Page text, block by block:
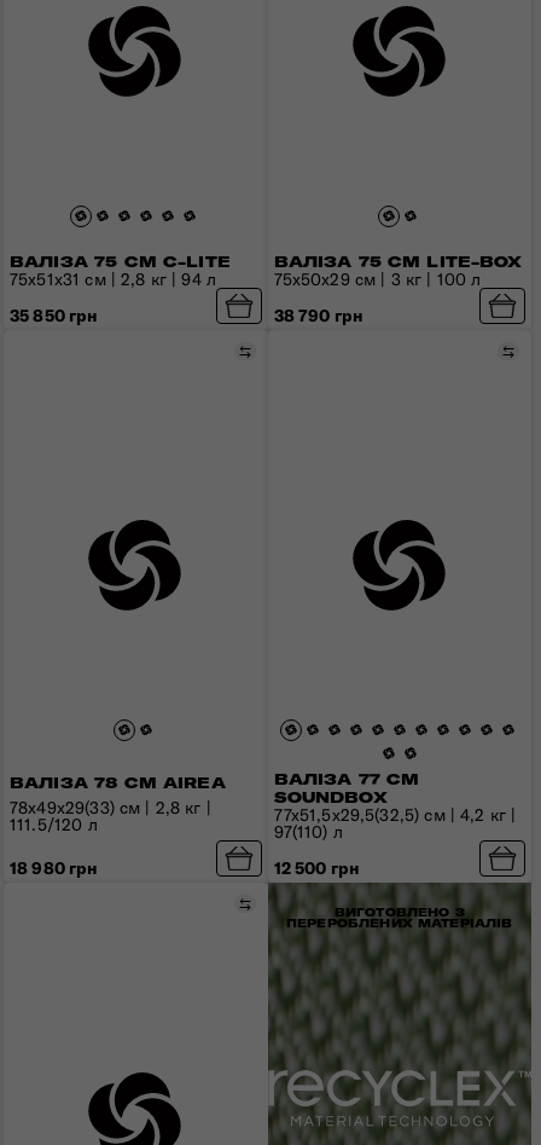
ВАЛІЗА 75 СМ C-LITE
75x51x31 см | 2,8 кг | 94 л
35 850 грн
ВАЛІЗА 75 СМ LITE-BOX
75x50x29 см | 3 кг | 100 л
38 790 грн
ВАЛІЗА 78 СМ AIREA
Порівняти
78x49x29(33) см | 2,8 кг |
111.5/120 л
18 980 грн
ВАЛІЗА 77 СМ
SOUNDBOX
77x51,5x29,5(32,5) см | 4,2 кг |
97(110) л
12 500 грн
Порівняти
ВИГОТОВЛЕНО З
ПЕРЕРОБЛЕНИХ МАТЕРІАЛІВ